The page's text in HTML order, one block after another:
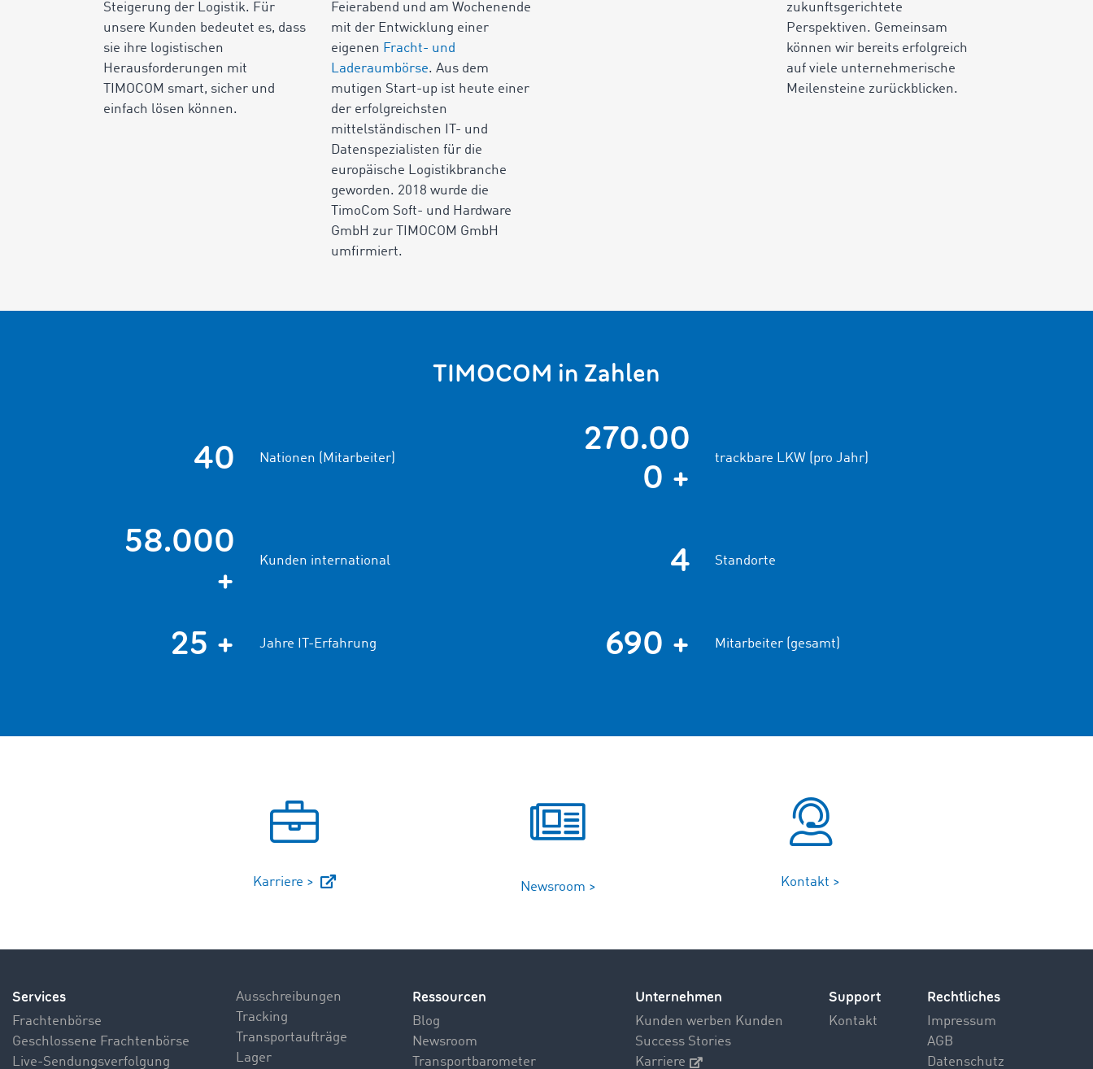
Steigerung der Logistik. Für
unsere Kunden bedeutet es, dass
sie ihre logistischen
Herausforderungen mit
TIMOCOM smart, sicher und
einfach lösen können.
Feierabend und am Wochenende
mit der Entwicklung einer
eigenen Fracht- und
Laderaumbörse. Aus dem
mutigen Start-up ist heute einer
der erfolgreichsten
mittelständischen IT- und
Datenspezialisten für die
europäische Logistikbranche
geworden. 2018 wurde die
TimoCom Soft- und Hardware
GmbH zur TIMOCOM GmbH
umfirmiert.
zukunftsgerichtete
Perspektiven. Gemeinsam
können wir bereits erfolgreich
auf viele unternehmerische
Meilensteine zurückblicken.
TIMOCOM in Zahlen
40 Nationen (Mitarbeiter)
270.00
0 +
trackbare LKW (pro Jahr)
58.000
+
Kunden international 4 Standorte
25 + Jahre IT-Erfahrung 690 + Mitarbeiter (gesamt)
Karriere > Newsroom > Kontakt >
Services
Frachtenbörse
Geschlossene Frachtenbörse
Live-Sendungsverfolgung
Ausschreibungen
Tracking
Transportaufträge
Lager
Ressourcen
Blog
Newsroom
Transportbarometer
Unternehmen
Kunden werben Kunden
Success Stories
Karriere
Support
Kontakt
Rechtliches
Impressum
AGB
Datenschutz